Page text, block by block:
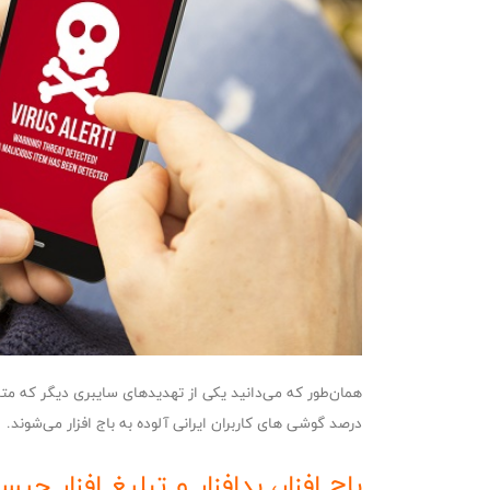
درصد گوشی های کاربران ایرانی آلوده به باج افزار می‌شوند.